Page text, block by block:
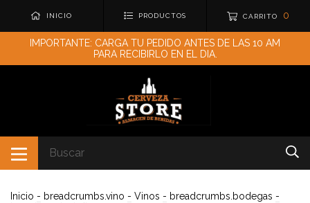
INICIO PRODUCTOS CARRITO 0
IMPORTANTE: CARGA TU PEDIDO ANTES DE LAS 10 AM
PARA RECIBIRLO EN EL DIA.
Inicio - breadcrumbs.vino - Vinos - breadcrumbs.bodegas -